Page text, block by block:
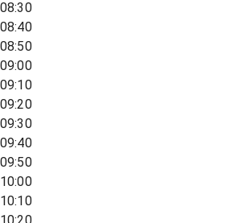
08:30
08:40
08:50
09:00
09:10
09:20
09:30
09:40
09:50
10:00
10:10
10:20